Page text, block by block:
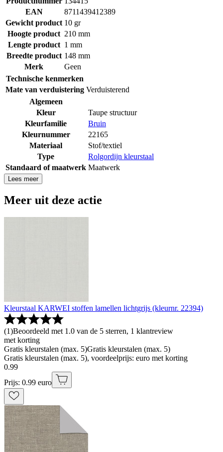
EAN
8711439412389
Gewicht product 10 gr
Hoogte product 210 mm
Lengte product 1 mm
Breedte product 148 mm
Merk
Geen
Technische kenmerken
Mate van verduistering Verduisterend
Algemeen
Kleur
Taupe structuur
Kleurfamilie
Bruin
Kleurnummer
22165
Materiaal
Stof/textiel
Type
Rolgordijn kleurstaal
Standaard of maatwerk Maatwerk
Lees meer
Meer uit deze actie
Kleurstaal KARWEI stoffen lamellen lichtgrijs (kleurnr. 22394)
(1)Beoordeeld met 1.0 van de 5 sterren, 1 klantreview
met korting
Gratis kleurstalen (max. 5)Gratis kleurstalen (max. 5)
Gratis kleurstalen (max. 5), voordeelprijs: euro met korting
0.99
Prijs: 0.99 euro